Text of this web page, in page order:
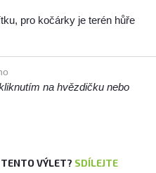
pro kočárky je terén hůře
na hvězdičku nebo
VÝLET? SDÍLEJTE